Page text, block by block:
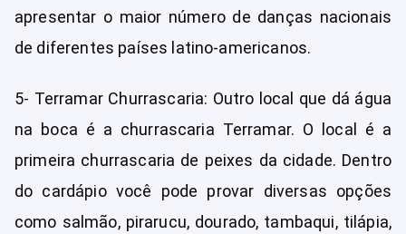
apresentar o maior número de danças nacionais
de diferentes países latino-americanos.
5- Terramar Churrascaria: Outro local que dá água
na boca é a churrascaria Terramar. O local é a
primeira churrascaria de peixes da cidade. Dentro
do cardápio você pode provar diversas opções
como salmão, pirarucu, dourado, tambaqui, tilápia,